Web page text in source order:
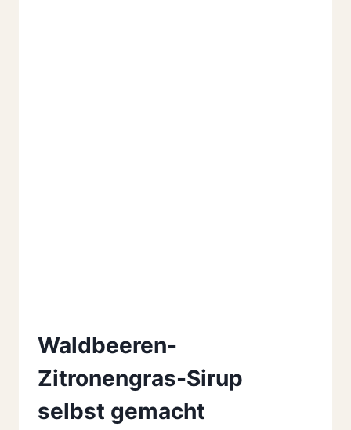
Waldbeeren-
Zitronengras-Sirup
selbst gemacht